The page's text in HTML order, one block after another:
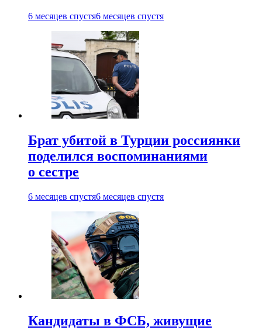
6 месяцев спустя6 месяцев спустя
Брат убитой в Турции россиянки
поделился воспоминаниями
о сестре
6 месяцев спустя6 месяцев спустя
Кандидаты в ФСБ, живущие